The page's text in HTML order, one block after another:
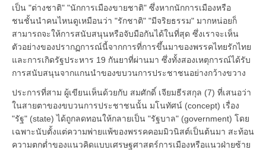
เป็น "ต่างชาติ" "นักการเมืองขายชาติ" ซึ่งหากนักการเมืองหรือ
ชนชั้นนำคนไหนดูเหมือนว่า "รักชาติ" "มีจริยธรรม" มากหน่อยก็
สามารถจะให้การสนับสนุนหรือจับมือกันได้ในที่สุด ซึ่งเราจะเห็น
ตัวอย่างของปรากฏการณ์นี้จากการที่การขึ้นมาของพรรคไทยรักไทย
และการเกิดรัฐประหาร 19 กันยาที่ผ่านมา ซึ่งทั้งสองเหตุการณ์ได้รับ
การสนับสนุนจากแกนนำของขบวนการประชาชนอย่างกว้างขวาง
ประการที่สาม ผู้เขียนเห็นด้วยกับ สมศักดิ์ เจียมธีรสกุล (7) ที่เสนอว่า
ในสายตาของขบวนการประชาชนนั้น มโนทัศน์ (concept) เรื่อง
"รัฐ" (state) ได้ถูกลดทอนให้กลายเป็น "รัฐบาล" (government) โดย
เฉพาะนับตั้งแต่ความพ่ายแพ้ของพรรคคอมมิวนิสต์เป็นต้นมา สะท้อน
ความตกต่ำของแนวคิดแบบเศรษฐศาสตร์การเมืองหรือแนวฝ่ายซ้าย